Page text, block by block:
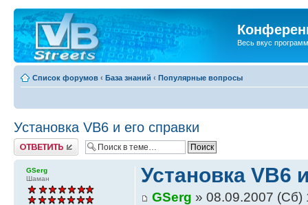
Весь вкус
Список форумов ‹ База знаний ‹ Популярные вопросы
Установка VB6 и его справки
Ответить
GSerg
Шаман
Установка VB6
GSerg » 08.09.2007 (Сб)